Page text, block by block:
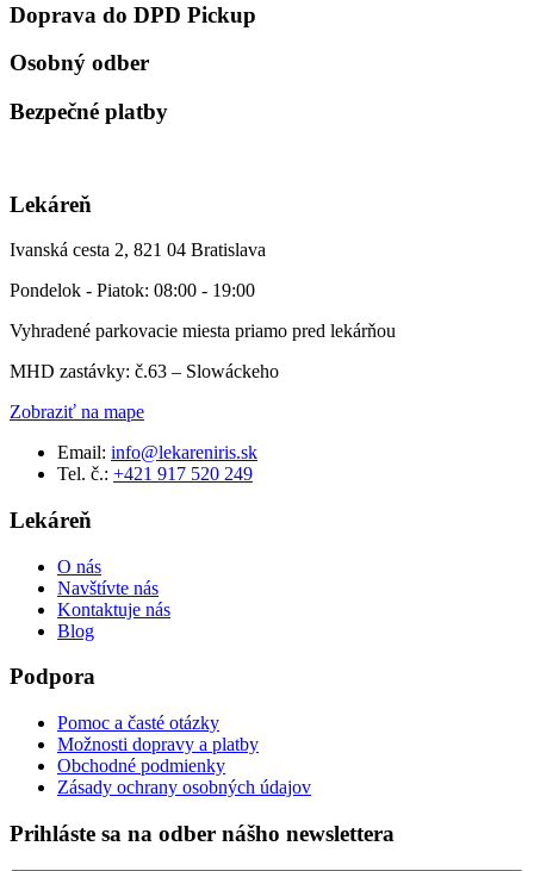
Doprava do DPD Pickup
Osobný odber
Bezpečné platby
Lekáreň
Ivanská cesta 2, 821 04 Bratislava
Pondelok - Piatok: 08:00 - 19:00
Vyhradené parkovacie miesta priamo pred lekárňou
MHD zastávky: č.63 – Slowáckeho
Zobraziť na mape
Email: info@lekareniris.sk
Tel. č.: +421 917 520 249
Lekáreň
O nás
Navštívte nás
Kontaktuje nás
Blog
Podpora
Pomoc a časté otázky
Možnosti dopravy a platby
Obchodné podmienky
Zásady ochrany osobných údajov
Prihláste sa na odber nášho newslettera